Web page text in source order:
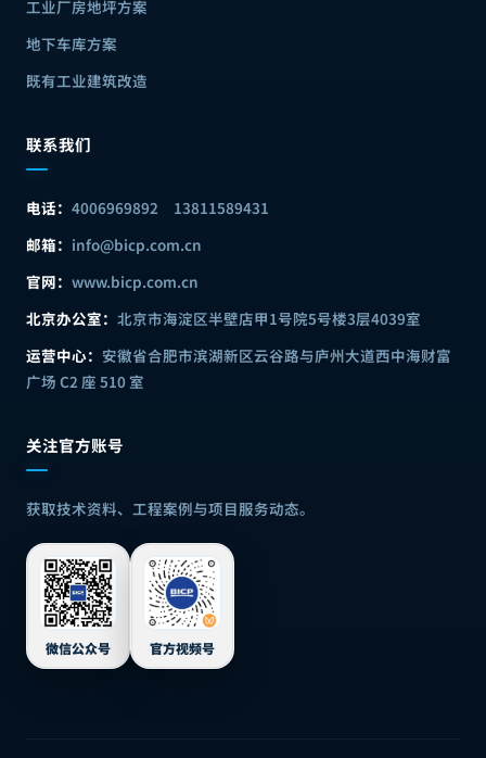
工业厂房地坪方案
地下车库方案
既有工业建筑改造
联系我们
电话： 4006969892
13811589431
邮箱： info@bicp.com.cn
官网： www.bicp.com.cn
北京办公室： 北京市海淀区半壁店甲1号院5号楼3层4039室
运营中心： 安徽省合肥市滨湖新区云谷路与庐州大道西中海财富
广场 C2 座 510 室
关注官方账号
获取技术资料、工程案例与项目服务动态。
微信公众号 官方视频号